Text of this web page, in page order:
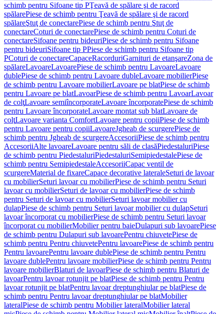
schimb pentru Sifoane tip PŢeavă de spălare şi de racord
spălarePiese de schimb pentru Ţeavă de spălare şi de racord
spălareŞtuţ de conectarePiese de schimb pentru Ştuţ de
conectareCoturi de conectarePiese de schimb pentru Coturi de
conectareSifoane pentru bideuriPiese de schimb pentru Sifoane
pentru bideuriSifoane tip PPiese de schimb pentru Sifoane tip
PCoturi de conectareCapaceRacorduriGarnituri de etanşareZona de
spălareLavoareLavoarePiese de schimb pentru LavoareLavoare
dublePiese de schimb pentru Lavoare dubleLavoare mobilierPiese
de schimb pentru Lavoare mobilierLavoare pe blatPiese de schimb
pentru Lavoare pe blatLavoarPiese de schimb pentru LavoarLavoar
de colţLavoare semiîncorporateLavoare încorporatePiese de schimb
pentru Lavoare încorporateLavoare montat sub blatLavoare de
colţLavoare varianta ComfortLavoare pentru copiiPiese de schimb
pentru Lavoare pentru copiiLavoareJgheab de scurgerePiese de
schimb pentru Jgheab de scurgereAccesoriiPiese de schimb pentru
AccesoriiAlte lavoareLavoare pentru săli de clasăPiedestaluriPiese
de schimb pentru PiedestaluriPiedestaluriSemipiedestalePiese de
schimb pentru SemipiedestaleAccesoriiCapac ventil de
scurgereMaterial de fixareCapace decorative lateraleSeturi de lavoar
cu mobilierSeturi lavoar cu mobilierPiese de schimb pentru Seturi
lavoar cu mobilierSeturi de lavoar cu mobilierPiese de schimb
pentru Seturi de lavoar cu mobilierSeturi lavoar mobilier cu
dulapPiese de schimb pentru Seturi lavoar mobilier cu dulapSeturi
lavoar încorporat cu mobilierPiese de schimb pentru Seturi lavoar
încorporat cu mobilierMobilier pentru baieDulapuri sub lavoarePiese
de schimb pentru Dulapuri sub lavoarePentru chiuvetePiese de
schimb pentru Pentru chiuvetePentru lavoarePiese de schimb pentru
Pentru lavoarePentru lavoare dublePiese de schimb pentru Pentru
lavoare dublePentru lavoare mobilierPiese de schimb pentru Pentru
lavoare mobilierBlaturi de lavoarPiese de schimb pentru Blaturi de
lavoarPentru lavoar rotunjit pe blatPiese de schimb pentru Pentru
lavoar rotunjit pe blatPentru lavoar dreptunghiular pe blatPiese de
schimb pentru Pentru lavoar dreptunghiular pe blatMobilier
lateralPiese de schimb pentru Mobilier lateralMobilier lateral